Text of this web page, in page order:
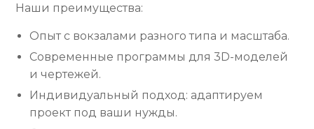
Наши преимущества:
Опыт с вокзалами разного типа и масштаба.
Современные программы для 3D-моделей
и чертежей.
Индивидуальный подход: адаптируем
проект под ваши нужды.